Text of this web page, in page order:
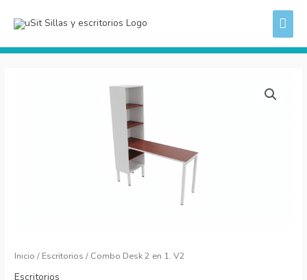
Inicio / Escritorios / Combo Desk 2 en 1. V2
Escritorios